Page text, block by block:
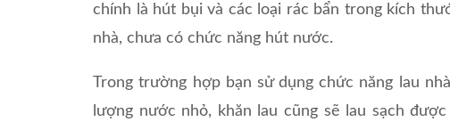
chính là hút bụi và các loại rác bẩn trong kích
nhà, chưa có chức năng hút nước.
Trong trường hợp bạn sử dụng chức năng lau
lượng nước nhỏ, khăn lau cũng sẽ lau sạch